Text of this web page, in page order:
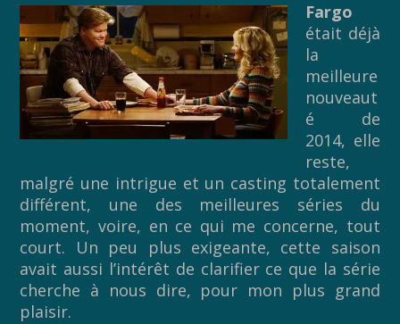
Fargo
était déjà
la
meilleure
nouveaut
é de
2014, elle
reste,
malgré une intrigue et un casting totalement
différent, une des meilleures séries du
moment, voire, en ce qui me concerne, tout
court. Un peu plus exigeante, cette saison
avait aussi l’intérêt de clarifier ce que la série
cherche à nous dire, pour mon plus grand
plaisir.